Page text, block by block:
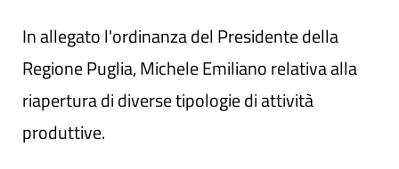
In allegato l'ordinanza del Presidente della
Regione Puglia, Michele Emiliano relativa alla
riapertura di diverse tipologie di attività
produttive.